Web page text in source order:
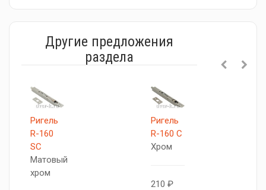
Другие предложения
раздела
Ригель
R-160
SC
Матовый
хром
Ригель
R-160 C
Хром
210 ₽